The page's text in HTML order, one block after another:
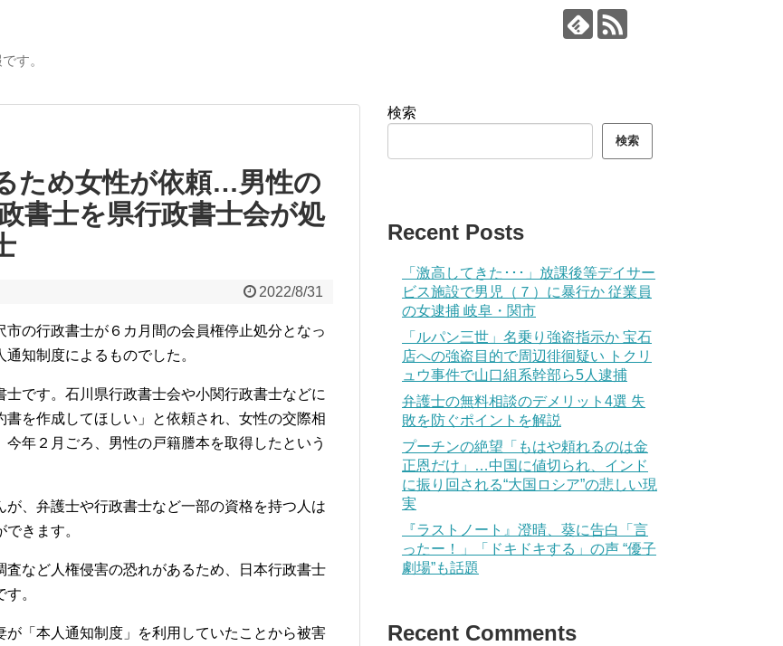
す。
ため女性が依頼…男性の
書士を県行政書士会が処
2022/8/31
の行政書士が６カ月間の会員権停止処分となっ
知制度によるものでした。
です。石川県行政書士会や小関行政書士などに
を作成してほしい」と依頼され、女性の交際相
年２月ごろ、男性の戸籍謄本を取得したという
、弁護士や行政書士など一部の資格を持つ人は
きます。
など人権侵害の恐れがあるため、日本行政書士
。
「本人通知制度」を利用していたことから被害
検索
検索
Recent Posts
「激高してきた･･･」放課後等デイサー
ビス施設で男児（７）に暴行か 従業員
の女逮捕 岐阜・関市
「ルパン三世」名乗り強盗指示か 宝石
店への強盗目的で周辺徘徊疑い トクリ
ュウ事件で山口組系幹部ら5人逮捕
弁護士の無料相談のデメリット4選 失
敗を防ぐポイントを解説
プーチンの絶望「もはや頼れるのは金
正恩だけ」…中国に値切られ、インド
に振り回される“大国ロシア”の悲しい現
実
『ラストノート』澄晴、葵に告白「言
ったー！」「ドキドキする」の声 “優子
劇場”も話題
Recent Comments